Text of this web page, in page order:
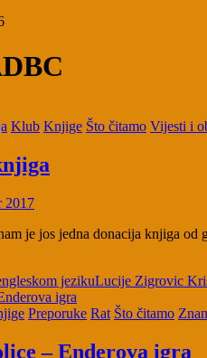
Klub Knjige Što čitamo Vijesti i
2017
je jos jedna donacija knjiga
jezikuLucije Zigrovic
Preporuke Rat Što čitamo
– Enderova igra